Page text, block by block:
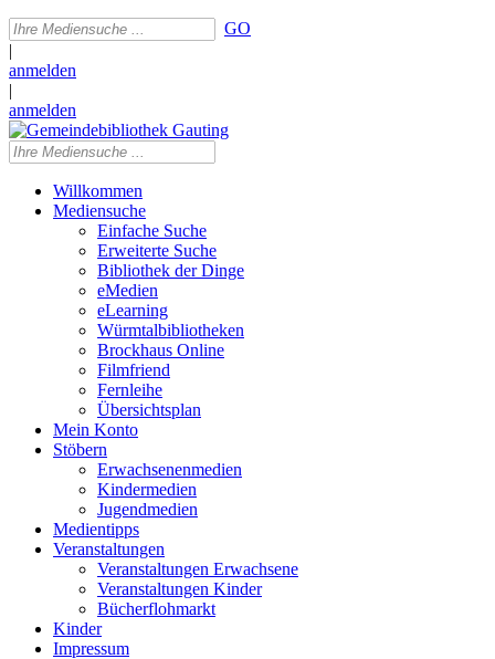
GO
|
anmelden
|
anmelden
Willkommen
Mediensuche
Einfache Suche
Erweiterte Suche
Bibliothek der Dinge
eMedien
eLearning
Würmtalbibliotheken
Brockhaus Online
Filmfriend
Fernleihe
Übersichtsplan
Mein Konto
Stöbern
Erwachsenenmedien
Kindermedien
Jugendmedien
Medientipps
Veranstaltungen
Veranstaltungen Erwachsene
Veranstaltungen Kinder
Bücherflohmarkt
Kinder
Impressum